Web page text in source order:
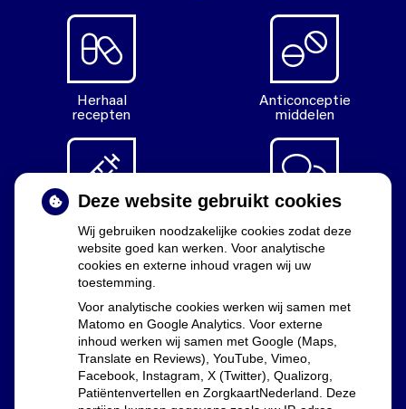
Herhaal
recepten
Anticonceptie
middelen
Diabetes
middelen
Vragen
stellen
Uw apothekers
Lia Dekker, Marijn Westphal en Floor Groenewald
Deze website gebruikt cookies
Wij gebruiken noodzakelijke cookies zodat deze
website goed kan werken. Voor analytische
cookies en externe inhoud vragen wij uw
toestemming.
Voor analytische cookies werken wij samen met
Matomo en Google Analytics. Voor externe
inhoud werken wij samen met Google (Maps,
Translate en Reviews), YouTube, Vimeo,
Facebook, Instagram, X (Twitter), Qualizorg,
Patiëntenvertellen en ZorgkaartNederland. Deze